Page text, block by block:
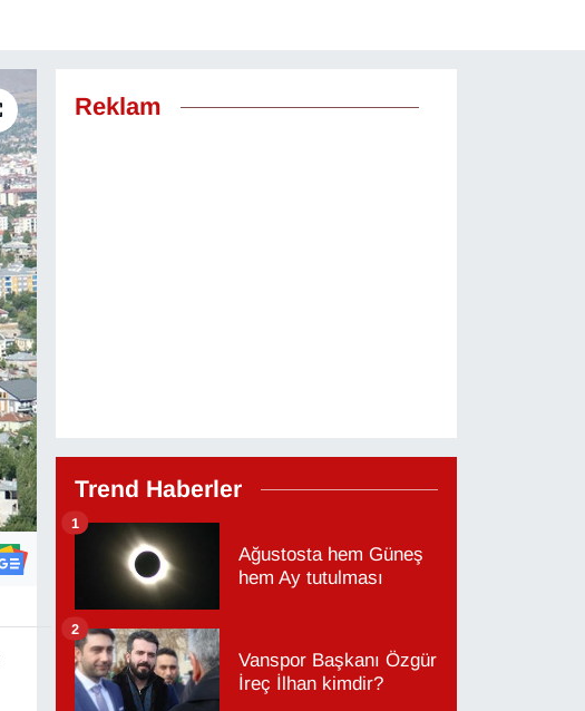
Reklam
Trend Haberler
Ağustosta hem Güneş
hem Ay tutulması
1
Vanspor Başkanı Özgür
İreç İlhan kimdir?
2